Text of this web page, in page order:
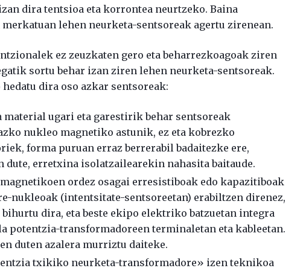
dira tentsioa eta korrontea neurtzeko. Baina
lehen neurketa-sentsoreak agertu zirenean.
ez zeuzkaten gero eta beharrezkoagoak ziren
sortu behar izan ziren lehen neurketa-sentsoreak.
dira oso azkar sentsoreak:
material ugari eta garestirik behar sentsoreak
nukleo magnetiko astunik, ez eta kobrezko
forma puruan erraz berrerabil badaitezke ere,
erretxina isolatzailearekin nahasita baitaude.
ordez osagai erresistiboak edo kapazitiboak
nukleoak (intentsitate-sentsoreetan) erabiltzen direnez,
dira, eta beste ekipo elektriko batzuetan integra
potentzia-transformadoreen terminaletan eta kableetan.
duten azalera murriztu daiteke.
txikiko neurketa-transformadore» izen teknikoa